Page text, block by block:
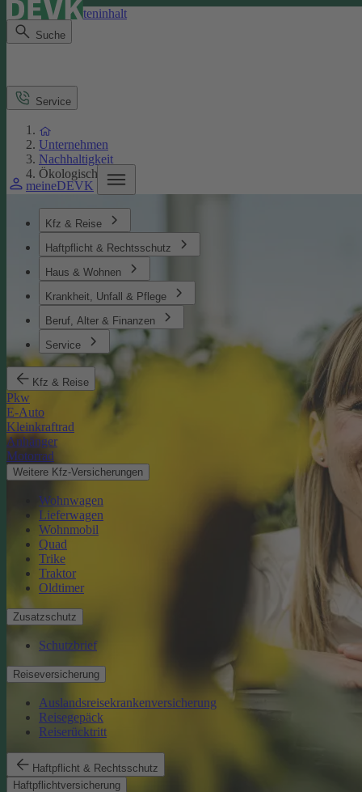
Direkt zum Seiteninhalt
Suche
meineDEVK
Kfz & Reise
Haftpflicht & Rechtsschutz
Haus & Wohnen
Krankheit, Unfall & Pflege
Beruf, Alter & Finanzen
Service
Kfz & Reise
Pkw
E-Auto
Kleinkraftrad
Anhänger
Motorrad
Weitere Kfz-Versicherungen
Wohnwagen
Lieferwagen
Wohnmobil
Quad
Trike
Traktor
Oldtimer
Zusatzschutz
Schutzbrief
Reiseversicherung
Auslandsreisekrankenversicherung
Reisegepäck
Reiserücktritt
Haftpflicht & Rechtsschutz
Haftpflichtversicherung
Service
Unternehmen
Nachhaltigkeit
Ökologisches